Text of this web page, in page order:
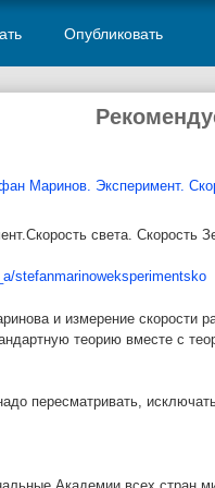
Опубликовать
Маринов. Эксперимент.
света. Скорость
stefanmarinoweksperimentsko
и измерение скорости
теорию вместе с
пересматривать,